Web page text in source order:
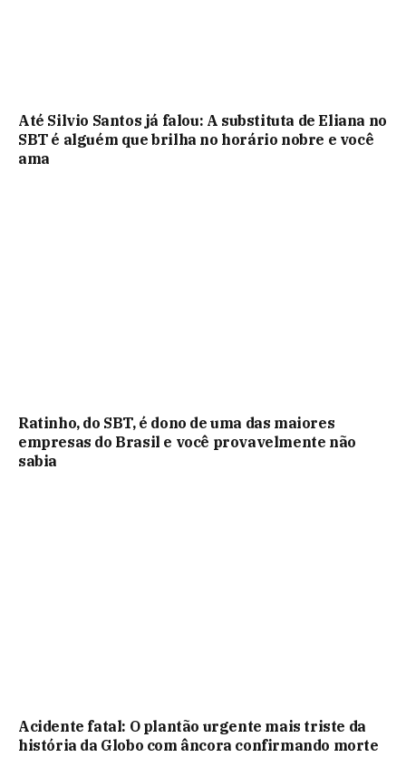
Até Silvio Santos já falou: A substituta de Eliana no
SBT é alguém que brilha no horário nobre e você
ama
Ratinho, do SBT, é dono de uma das maiores
empresas do Brasil e você provavelmente não
sabia
Acidente fatal: O plantão urgente mais triste da
história da Globo com âncora confirmando morte